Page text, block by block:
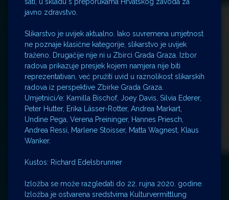
javno zdravstvo.
Slikarstvo je uvijek aktualno. Iako suvremena umjetnost
ne poznaje klasične kategorije, slikarstvo je uvijek
traženo. Drugačije nije ni u Zbirci Grada Graza. Izbor
radova prikazuje presjek kojem namjera nije biti
reprezentativan, već pružiti uvid u raznolikost slikarskih
radova iz perspektive Zbirke Grada Graza.
Umjetnici/e: Kamilla Bischof, Joey Davis, Silvia Ederer,
Peter Hutter, Erika Lässer-Rotter, Andrea Markart,
Undine Pega, Verena Preininger, Hannes Priesch,
Andrea Ressi, Marlene Stoisser, Matta Wagnest, Klaus
Wanker.
Kustos: Richard Edelsbrunner
Izložba se može razgledati do 22. rujna 2020. godine.
Izložba je ostvarena sredstvima Kulturvermittlung